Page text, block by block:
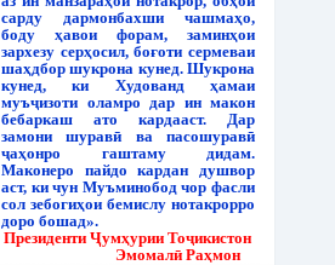
сарду дармонбахши чашмаҳо,
боду ҳавои форам, заминҳои
зархезу серҳосил, боғоти сермеваи
шаҳдбор шукрона кунед. Шукрона
кунед, ки Худованд ҳамаи
муъҷизоти оламро дар ин макон
бебаркаш ато кардааст. Дар
замони шуравӣ ва пасошуравӣ
ҷаҳонро гаштаму дидам.
Маконеро пайдо кардан душвор
аст, ки чун Муъминобод чор фасли
сол зебогиҳои бемислу нотакрорро
доро бошад».
Президенти Ҷумҳурии Тоҷикистон
Эмомалӣ Раҳмон